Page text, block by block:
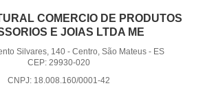
COMERCIO DE PRODUTOS
E JOIAS LTDA ME
Silvares, 140- Centro, São Mateus- ES
CEP: 29930-020
CNPJ: 18.008.160/0001-42